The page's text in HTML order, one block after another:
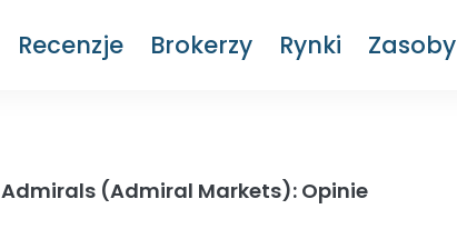
Recenzje Brokerzy Rynki Zasoby
Admirals (Admiral Markets): Opinie